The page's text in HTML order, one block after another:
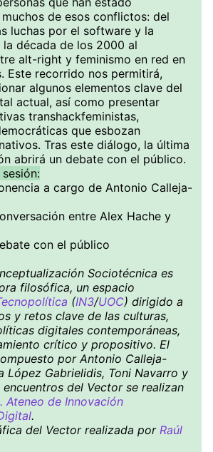
de esos conflictos: del
luchas por el software y la
década de los 2000 al
alt-right y feminismo en red en
Este recorrido nos permitirá,
algunos elementos clave del
actual, así como presentar
transhackfeministas,
que esbozan
Tras este diálogo, la última
abrirá un debate con el público.
a cargo de Antonio Calleja-
entre Alex Hache y
con el público
Sociotécnica es
filosófica, un espacio
(IN3/UOC) dirigido a
y retos clave de las culturas,
digitales contemporáneas,
crítico y propositivo. El
por Antonio Calleja-
López Gabrielidis, Toni Navarro y
encuentros del Vector se realizan
Ateneo de Innovación
.
del Vector realizada por Raúl